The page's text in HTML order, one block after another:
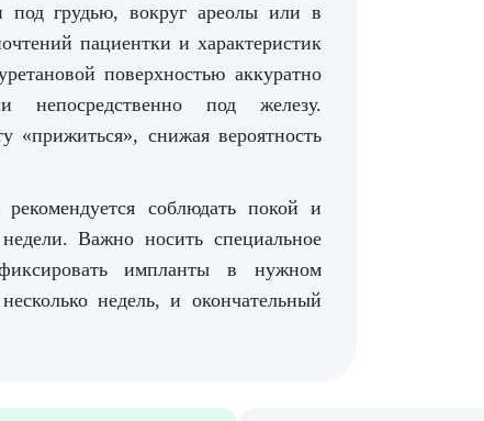
под грудью, вокруг ареолы или в
пациентки и характеристик
поверхностью аккуратно
непосредственно под железу.
«прижиться», снижая вероятность
соблюдать покой и
Важно носить специальное
импланты в нужном
недель, и окончательный
сопутствующую услугу